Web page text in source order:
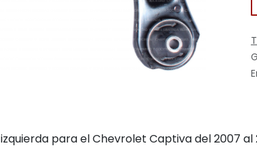
para el Chevrolet Captiva del 2007